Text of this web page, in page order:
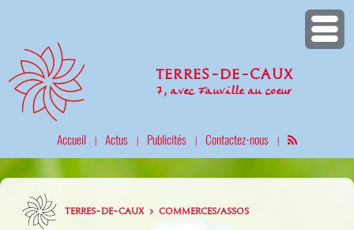
Terres-de-Caux
7, avec Fauville au coeur
Accueil | Actus | Publicités | Contactez-nous |
TERRES-DE-CAUX > COMMERCES/ASSOS